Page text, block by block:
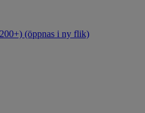
(öppnas i ny flik)